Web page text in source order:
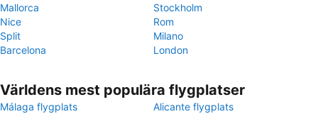
Mallorca
Stockholm
Nice
Rom
Split
Milano
Barcelona
London
Världens mest populära flygplatser
Málaga flygplats
Alicante flygplats